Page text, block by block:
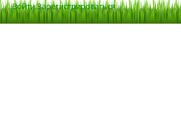
ВойтиЗарегистрироваться